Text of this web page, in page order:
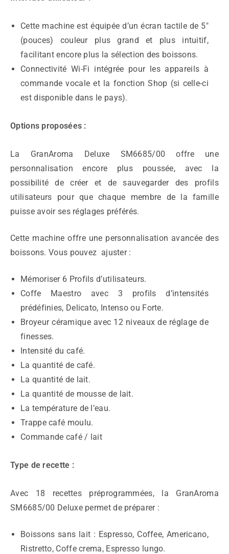
Cette machine est équipée d’un écran tactile de 5″
(pouces) couleur plus grand et plus intuitif,
facilitant encore plus la sélection des boissons.
Connectivité Wi-Fi intégrée pour les appareils à
commande vocale et la fonction Shop (si celle-ci
est disponible dans le pays).
Options proposées :
La GranAroma Deluxe SM6685/00 offre une
personnalisation encore plus poussée, avec la
possibilité de créer et de sauvegarder des profils
utilisateurs pour que chaque membre de la famille
puisse avoir ses réglages préférés.
Cette machine offre une personnalisation avancée des
boissons. Vous pouvez ajuster :
Mémoriser 6 Profils d’utilisateurs.
Coffe Maestro avec 3 profils d’intensités
prédéfinies, Delicato, Intenso ou Forte.
Broyeur céramique avec 12 niveaux de réglage de
finesses.
Intensité du café.
La quantité de café.
La quantité de lait.
La quantité de mousse de lait.
La température de l’eau.
Trappe café moulu.
Commande café / lait
Type de recette :
Avec 18 recettes préprogrammées, la GranAroma
SM6685/00 Deluxe permet de préparer :
Boissons sans lait : Espresso, Coffee, Americano,
Ristretto, Coffe crema, Espresso lungo.